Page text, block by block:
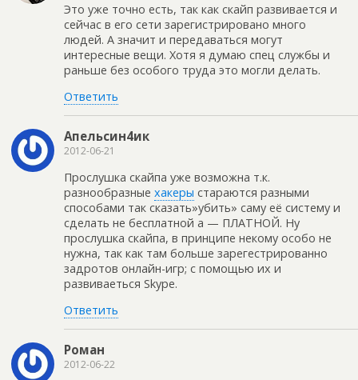
Это уже точно есть, так как скайп развивается и
сейчас в его сети зарегистрировано много
людей. А значит и передаваться могут
интересные вещи. Хотя я думаю спец службы и
раньше без особого труда это могли делать.
Ответить
Апельсин4ик
2012-06-21
Прослушка скайпа уже возможна т.к.
разнообразные хакеры стараются разными
способами так сказать»убить» саму её систему и
сделать не бесплатной а — ПЛАТНОЙ. Ну
прослушка скайпа, в принципе некому особо не
нужна, так как там больше зарегестрированно
задротов онлайн-игр; с помощью их и
развиваеться Skype.
Ответить
Роман
2012-06-22